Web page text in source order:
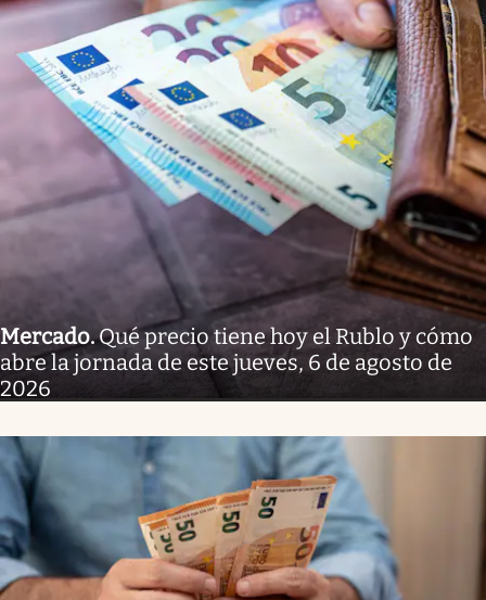
Mercado.Qué precio tiene hoy el Rublo y cómo
abre la jornada de este jueves, 6 de agosto de
2026